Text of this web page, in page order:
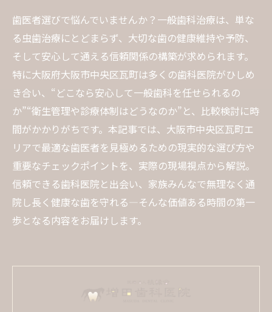
歯医者選びで悩んでいませんか？一般歯科治療は、単な
る虫歯治療にとどまらず、大切な歯の健康維持や予防、
そして安心して通える信頼関係の構築が求められます。
特に大阪府大阪市中央区瓦町は多くの歯科医院がひしめ
き合い、“どこなら安心して一般歯科を任せられるの
か”“衛生管理や診療体制はどうなのか”と、比較検討に時
間がかかりがちです。本記事では、大阪市中央区瓦町エ
リアで最適な歯医者を見極めるための現実的な選び方や
重要なチェックポイントを、実際の現場視点から解説。
信頼できる歯科医院と出会い、家族みんなで無理なく通
院し長く健康な歯を守れる―そんな価値ある時間の第一
歩となる内容をお届けします。